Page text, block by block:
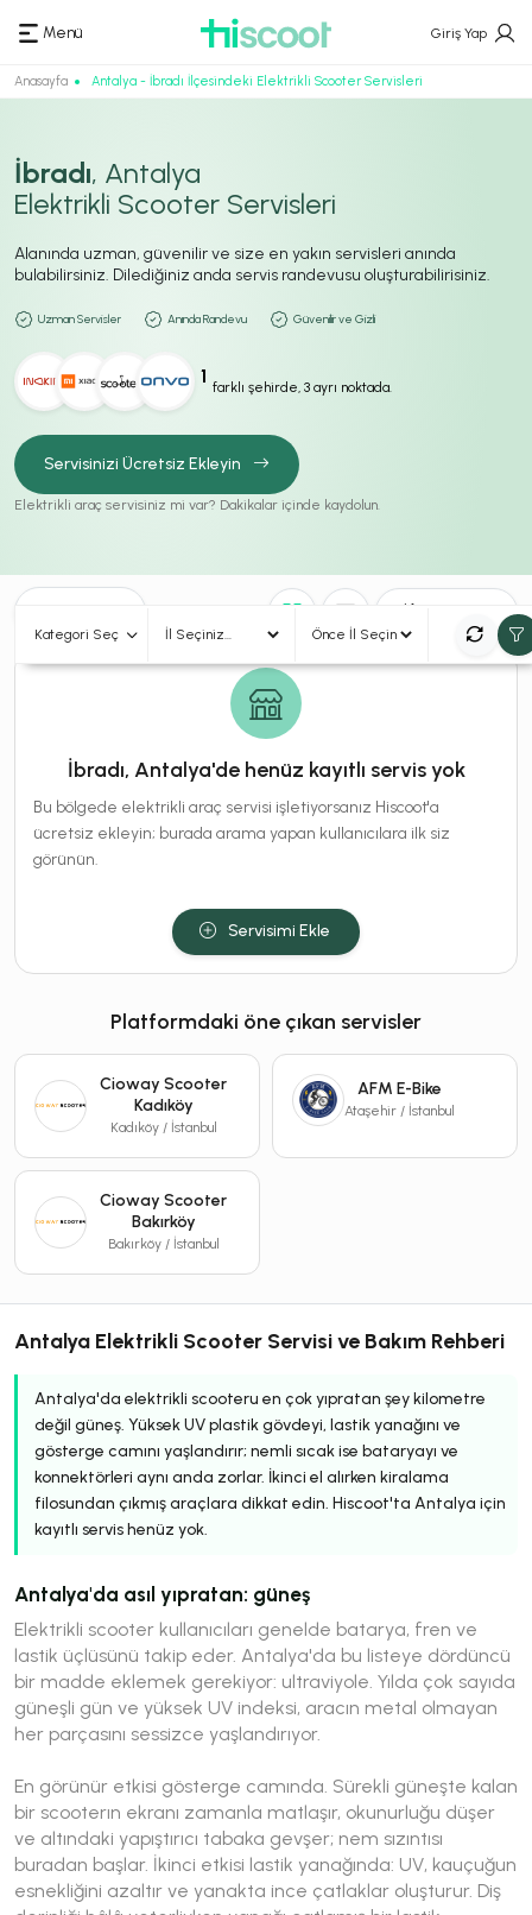
Menü Giriş Yap
Anasayfa Antalya - İbradı İlçesindeki Elektrikli Scooter Servisleri
İbradı, Antalya
Elektrikli Scooter Servisleri
Alanında uzman, güvenilir ve size en yakın servisleri anında
bulabilirsiniz. Dilediğiniz anda servis randevusu oluşturabilirisiniz.
Uzman Servisler Anında Randevu Güvenilir ve Gizli
1 farklı şehirde, 3 ayrı noktada.
Servisinizi Ücretsiz Ekleyin
Elektrikli araç servisiniz mi var? Dakikalar içinde kaydolun.
Kategori Seç
İbradı, Antalya'de henüz kayıtlı servis yok
Bu bölgede elektrikli araç servisi işletiyorsanız Hiscoot'a
ücretsiz ekleyin; burada arama yapan kullanıcılara ilk siz
görünün.
Servisimi Ekle
Platformdaki öne çıkan servisler
Cioway Scooter
Kadıköy
Kadıköy / İstanbul
AFM E-Bike
Ataşehir / İstanbul
Cioway Scooter
Bakırköy
Bakırköy / İstanbul
Antalya Elektrikli Scooter Servisi ve Bakım Rehberi
Antalya'da elektrikli scooteru en çok yıpratan şey kilometre
değil güneş. Yüksek UV plastik gövdeyi, lastik yanağını ve
gösterge camını yaşlandırır; nemli sıcak ise bataryayı ve
konnektörleri aynı anda zorlar. İkinci el alırken kiralama
filosundan çıkmış araçlara dikkat edin. Hiscoot'ta Antalya için
kayıtlı servis henüz yok.
Antalya'da asıl yıpratan: güneş
Elektrikli scooter kullanıcıları genelde batarya, fren ve
lastik üçlüsünü takip eder. Antalya'da bu listeye dördüncü
bir madde eklemek gerekiyor: ultraviyole. Yılda çok sayıda
güneşli gün ve yüksek UV indeksi, aracın metal olmayan
her parçasını sessizce yaşlandırıyor.
En görünür etkisi gösterge camında. Sürekli güneşte kalan
bir scooterın ekranı zamanla matlaşır, okunurluğu düşer
ve altındaki yapıştırıcı tabaka gevşer; nem sızıntısı
buradan başlar. İkinci etkisi lastik yanağında: UV, kauçuğun
esnekliğini azaltır ve yanakta ince çatlaklar oluşturur. Diş